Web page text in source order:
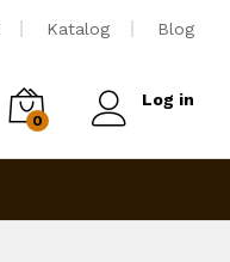
Katalog Blog
0
Log in
ke keranjang